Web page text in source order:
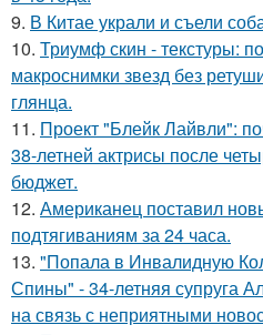
9. В Китае украли и съели
10. Триумф скин - текстуры:
макроснимки звезд без
глянца.
11. Проект "Блейк Лайвли":
38-летней актрисы после
бюджет.
12. Американец поставил
подтягиваниям за 24 часа.
13. "Попала в Инвалидную
Спины" - 34-летняя супруга
на связь с неприятными